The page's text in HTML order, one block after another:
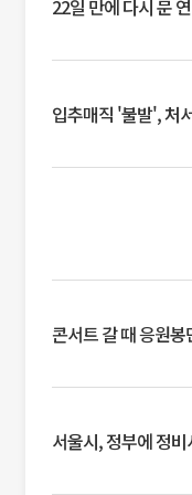
22일 만에 다시 문
입추매직 '불발', 처
콘서트 갈 때 응원
서울시, 정부에 정